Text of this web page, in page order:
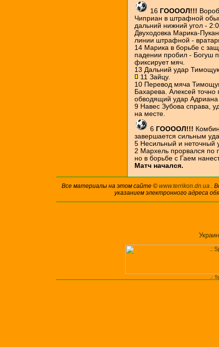
16 ГООООЛ!!!
Чиприан в штрафной
дальний нижний угол -
Двуходовка Марика-
линии штрафной -
14 Марика в борьбе с
падении пробил - Богуш
фиксирует мяч.
13 Дальний удар
11 Зайцу.
10 Перевод мяча
Бахарева. Алексей
обводящий удар Адриана
9 Навес Зубова справа,
на месте.
6 ГООООЛ!!!
завершается сильным
5 Несильный и неточный
2 Мархель прорвался по
но в борьбе с Гаем
Матч начался.
Все материалы на этом сайте © www.terrikon.dn.ua .
указанием электронного адреса
.: